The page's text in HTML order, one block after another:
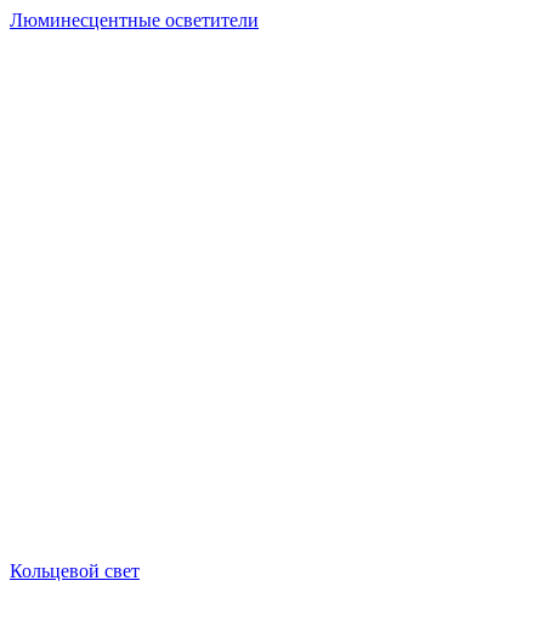
Люминесцентные осветители
Кольцевой свет